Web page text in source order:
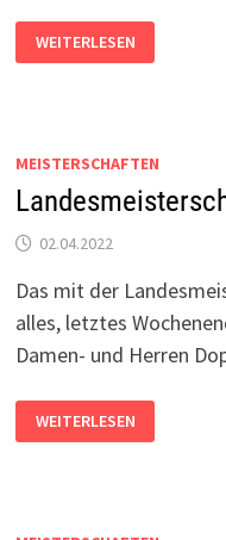
LANDESMEISTERSCHAFT
JUGEND
WEITERLESEN
MEISTERSCHAFTEN
02.04.2022
Das mit der
alles, letztes
Damen- und Herren
LANDESMEISTERSCHAFT
DOPPEL
2022
WEITERLESEN